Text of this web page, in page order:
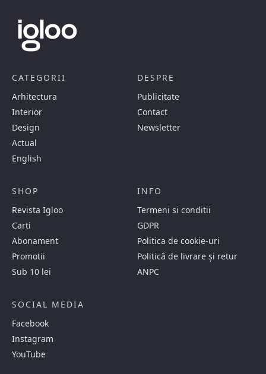
CATEGORII
Arhitectura
Interior
Design
Actual
English
DESPRE
Publicitate
Contact
Newsletter
SHOP
Revista Igloo
Carti
Abonament
Promotii
Sub 10 lei
INFO
Termeni si conditii
GDPR
Politica de cookie-uri
Politică de livrare și retur
ANPC
SOCIAL MEDIA
Facebook
Instagram
YouTube